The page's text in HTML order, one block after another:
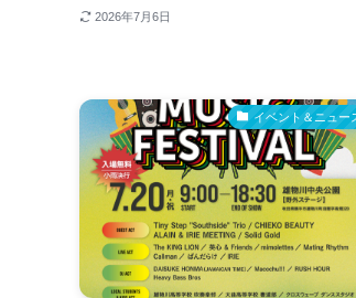
2026年7月6日
イベント＆ニュー